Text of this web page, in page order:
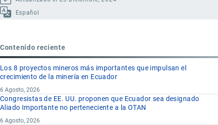
Español
Contenido reciente
Los 8 proyectos mineros más importantes que impulsan el
crecimiento de la minería en Ecuador
6 Agosto, 2026
Congresistas de EE. UU. proponen que Ecuador sea designado
Aliado Importante no perteneciente a la OTAN
6 Agosto, 2026